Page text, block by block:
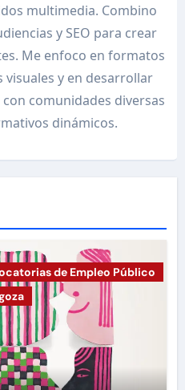
multimedia. Combino
y SEO para crear
Me enfoco en formatos
y en desarrollar
comunidades diversas
dinámicos.
de Empleo Público